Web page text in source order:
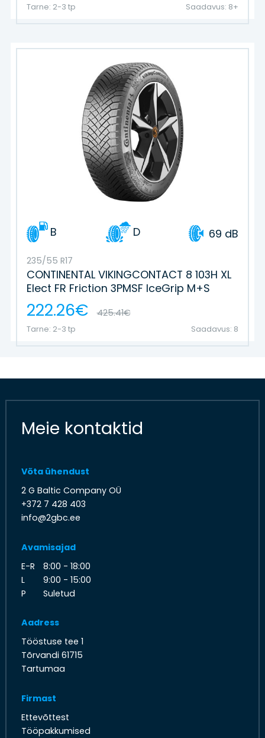
Tarne: 2-3 tp Saadavus: 8+
B D 69 dB
235/55 R17
CONTINENTAL VIKINGCONTACT 8 103H XL
Elect FR Friction 3PMSF IceGrip M+S
222.26€ 425.41€
Tarne: 2-3 tp Saadavus: 8
Meie kontaktid
Võta ühendust
2 G Baltic Company OÜ
+372 7 428 403
info@2gbc.ee
Avamisajad
E-R
8:00 - 18:00
L
9:00 - 15:00
P
Suletud
Aadress
Tööstuse tee 1
Tõrvandi 61715
Tartumaa
Firmast
Ettevõttest
Tööpakkumised